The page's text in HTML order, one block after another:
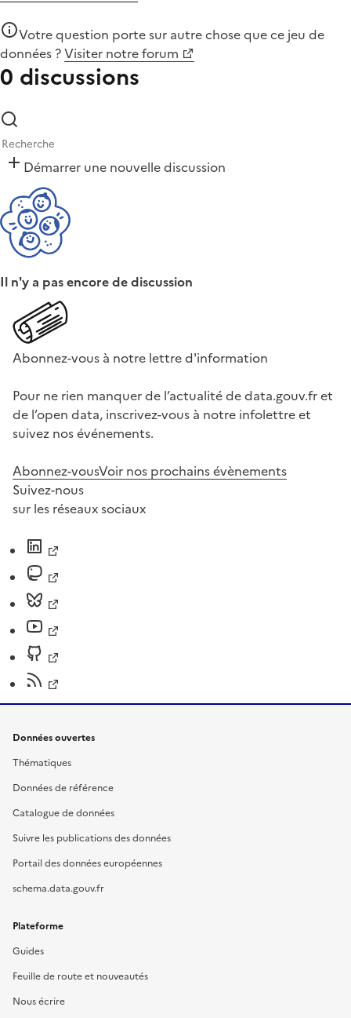
Votre question porte sur autre chose quece jeu de
données ?Visiter notre forum
0 discussions
Démarrer une nouvelle discussion
Il n'y a pas encore de discussion
Abonnez-vous à notre lettre d'information
Pour ne rien manquer de l’actualité de data.gouv.fr et
de l’open data, inscrivez-vous à notre infolettre et
suivez nos événements.
Abonnez-vousVoir nos prochains évènements
Suivez-nous
sur les réseaux sociaux
Données ouvertes
Thématiques
Données de référence
Catalogue de données
Suivre les publications des données
Portail des données européennes
schema.data.gouv.fr
Plateforme
Guides
Feuille de route et nouveautés
Nous écrire